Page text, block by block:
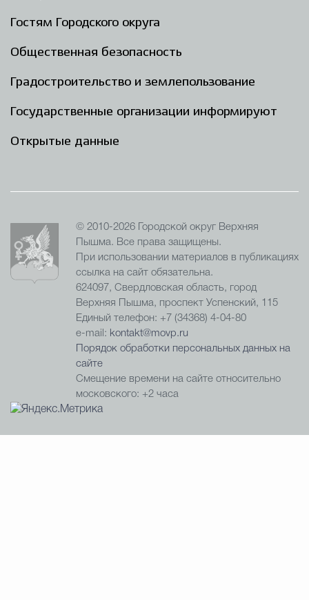
Гостям Городского округа
Общественная безопасность
Градостроительство и землепользование
Государственные организации информируют
Открытые данные
© 2010-2026 Городской округ Верхняя
Пышма. Все права защищены.
При использовании материалов в публикациях
ссылка на сайт обязательна.
624097, Свердловская область, город
Верхняя Пышма, проспект Успенский, 115
Единый телефон: +7 (34368) 4-04-80
e-mail: kontakt@movp.ru
Порядок обработки персональных данных на
сайте
Смещение времени на сайте относительно
московского: +2 часа